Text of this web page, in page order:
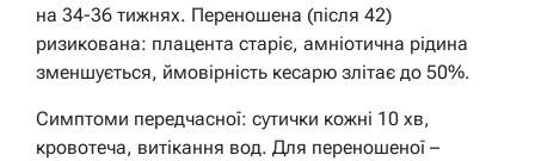
на 34-36 тижнях. Переношена (після 42)
ризикована: плацента старіє, амніотична рідина
зменшується, ймовірність кесарю злітає до 50%.
Симптоми передчасної: сутички кожні 10 хв,
кровотеча, витікання вод. Для переношеної –